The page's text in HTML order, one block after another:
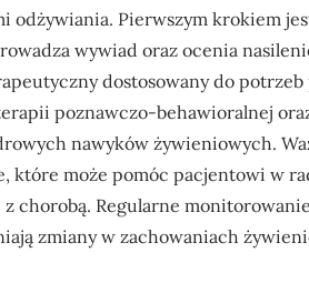
odżywiania. Pierwszym krokiem
wywiad oraz ocenia
dostosowany do potrzeb
poznawczo-behawioralnej
nawyków żywieniowych.
które może pomóc pacjentowi w
chorobą. Regularne
zmiany w zachowaniach